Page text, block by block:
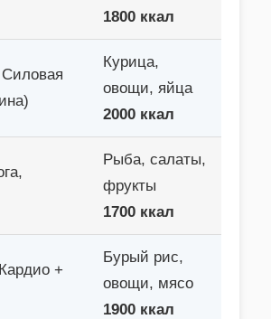
1800 ккал
Силовая
Курица,
овощи, яйца
2000 ккал
Рыба, салаты,
фрукты
1700 ккал
Кардио +
Бурый рис,
овощи, мясо
1900 ккал